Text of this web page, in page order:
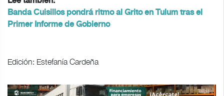
Banda Cuisillos pondrá ritmo al Grito en Tulum tras el
Primer Informe de Gobierno
Edición: Estefanía Cardeña